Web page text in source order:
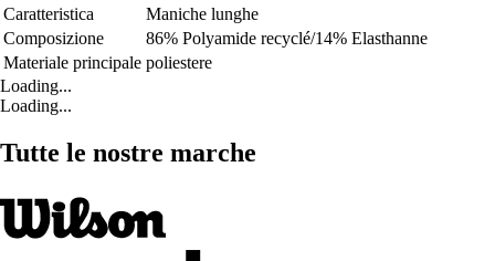
Caratteristica
Maniche lunghe
Composizione
86% Polyamide recyclé/14% Elasthanne
Materiale principale poliestere
Loading...
Loading...
Tutte le nostre marche